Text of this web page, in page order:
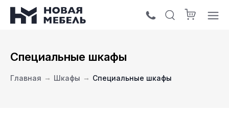
Специальные шкафы
Главная → Шкафы → Специальные шкафы